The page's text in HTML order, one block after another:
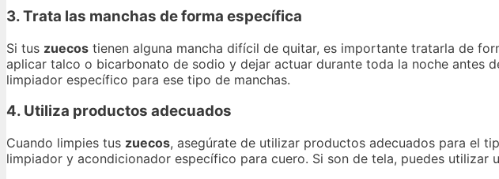
3. Trata las manchas de forma específica
Si tus zuecos tienen alguna mancha difícil de quitar, es importante tratarla de
aplicar talco o bicarbonato de sodio y dejar actuar durante toda la noche antes
limpiador específico para ese tipo de manchas.
4. Utiliza productos adecuados
Cuando limpies tus zuecos, asegúrate de utilizar productos adecuados para el
limpiador y acondicionador específico para cuero. Si son de tela, puedes utilizar